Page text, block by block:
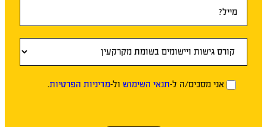
אני מסכים/ה ל-תנאי השימוש ול-מדיניות הפרטיות.